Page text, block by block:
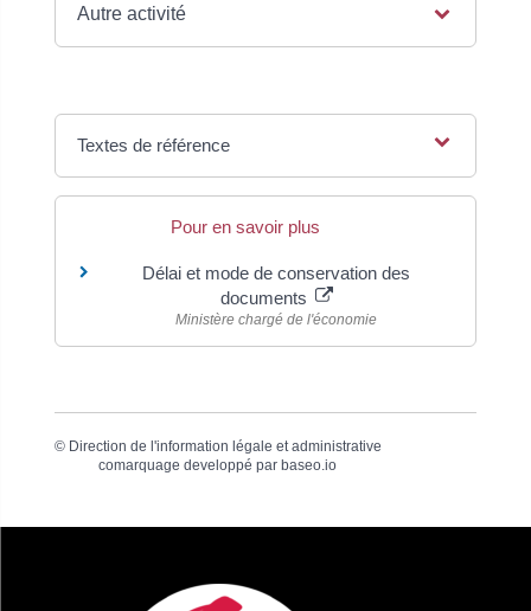
Autre activité
Textes de référence
Pour en savoir plus
Délai et mode de conservation des
documents
Ministère chargé de l'économie
© Direction de l'information légale et administrative
comarquage developpé parbaseo.io